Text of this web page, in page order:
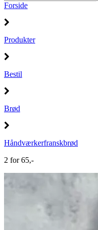
Forside
Produkter
Bestil
Brød
Håndværkerfranskbrød
2 for 65,-